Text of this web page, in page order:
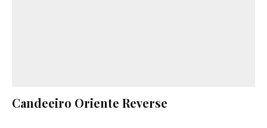
Candeeiro Oriente Reverse